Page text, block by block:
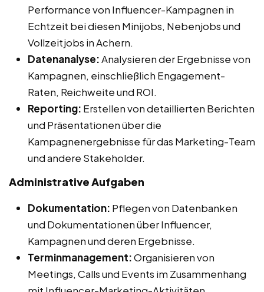
Performance von Influencer-Kampagnen in
Echtzeit bei diesen Minijobs, Nebenjobs und
Vollzeitjobs in Achern.
Datenanalyse:Analysieren der Ergebnisse von
Kampagnen, einschließlich Engagement-
Raten, Reichweite und ROI.
Reporting: Erstellen von detaillierten Berichten
und Präsentationen über die
Kampagnenergebnisse für das Marketing-Team
und andere Stakeholder.
Administrative Aufgaben
Dokumentation: Pflegen von Datenbanken
und Dokumentationen über Influencer,
Kampagnen und deren Ergebnisse.
Terminmanagement:Organisieren von
Meetings, Calls und Events im Zusammenhang